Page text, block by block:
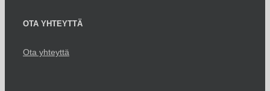
OTA YHTEYTTÄ
Ota yhteyttä